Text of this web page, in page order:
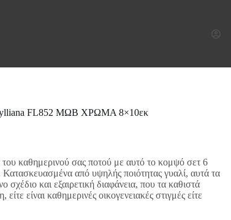
FL852 ΜΩΒ ΧΡΩΜΑ 8×10εκ
του καθημερινού σας ποτού με αυτό το κομψό σετ 6
από υψηλής ποιότητας γυαλί, αυτά τα
σχέδιο και εξαιρετική διαφάνεια, που τα καθιστά
είτε είναι καθημερινές οικογενειακές στιγμές είτε